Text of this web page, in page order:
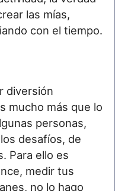
las mías,
con el tiempo.
diversión
mucho más que lo
personas,
desafíos, de
Para ello es
medir tus
no lo hago